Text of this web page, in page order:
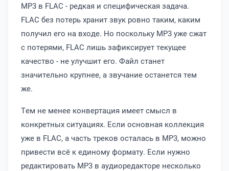
MP3 в FLAC - редкая и специфическая задача.
FLAC без потерь хранит звук ровно таким, каким
получил его на входе. Но поскольку MP3 уже сжат
с потерями, FLAC лишь зафиксирует текущее
качество - не улучшит его. Файл станет
значительно крупнее, а звучание останется тем
же.
Тем не менее конвертация имеет смысл в
конкретных ситуациях. Если основная коллекция
уже в FLAC, а часть треков осталась в MP3, можно
привести всё к единому формату. Если нужно
редактировать MP3 в аудиоредакторе несколько